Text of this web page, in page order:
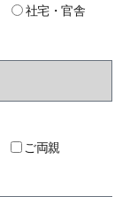
社宅・官舎
ご両親